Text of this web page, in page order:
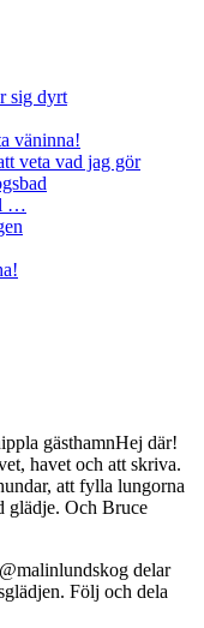
sig dyrt
väninna!
veta vad jag gör
…
Hej där!
havet och att skriva.
att fylla lungorna
glädje. Och Bruce
delar
Följ och dela